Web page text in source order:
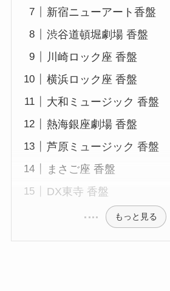
新宿ニューアート香盤
渋谷道頓堀劇場 香盤
川崎ロック座 香盤
横浜ロック座 香盤
大和ミュージック 香盤
熱海銀座劇場 香盤
芦原ミュージック 香盤
まさご座 香盤
DX東寺 香盤
もっと見る